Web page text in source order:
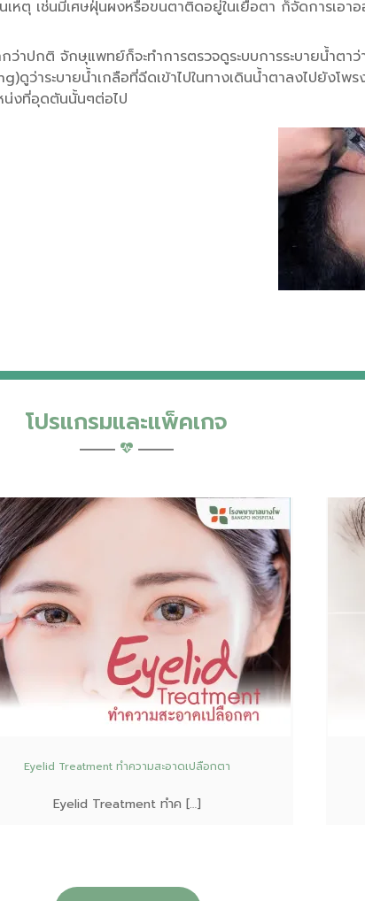
หตุ เช่นมีเศษฝุ่นผงหรือขนตาติดอยู่ในเยื่อตา ก็จัดการเอ
ว่าปกติ จักษุแพทย์ก็จะทำการตรวจดูระบบการระบายน้ำต
ว่าระบายน้ำเกลือที่ฉีดเข้าไปในทางเดินน้ำตาลงไปยังโ
น่งที่อุดตันนั้นๆต่อไป
โปรแกรมและแพ็คเกจ
Eyelid Treatment ทำความสะอาดเปลือกตา
Eyelid Treatment ทำค […]